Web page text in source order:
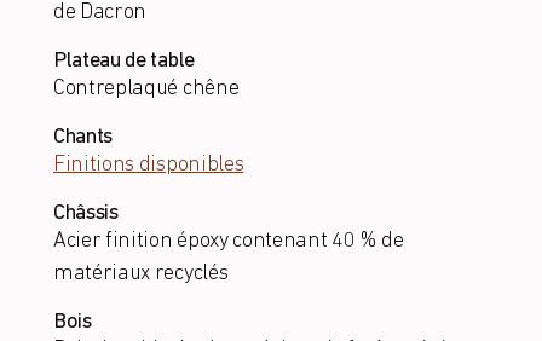
de Dacron
Plateau de table
Contreplaqué chêne
Chants
Finitions disponibles
Châssis
Acier finition époxy contenant 40 % de
matériaux recyclés
Bois